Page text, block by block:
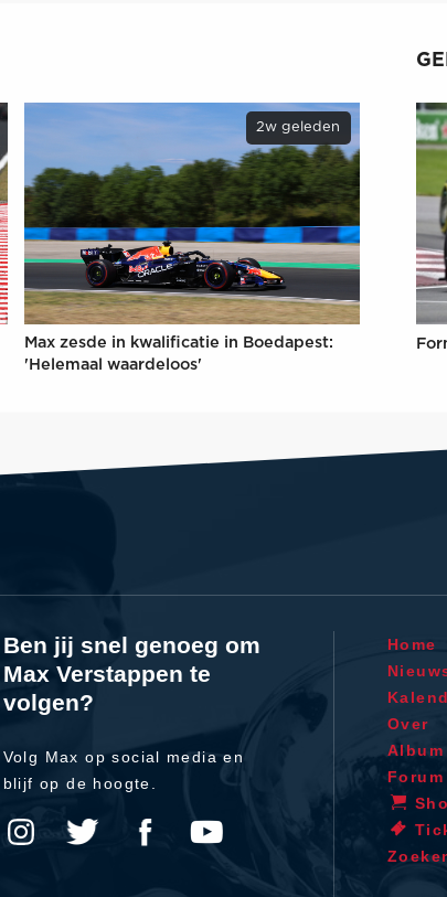
2w geleden
Max zesde in kwalificatie in Boedapest:
'Helemaal waardeloos'
Ben jij snel genoeg om
Max Verstappen te
volgen?
Volg Max op social media en
blijf op de hoogte.
Home
Over
Album
Forum